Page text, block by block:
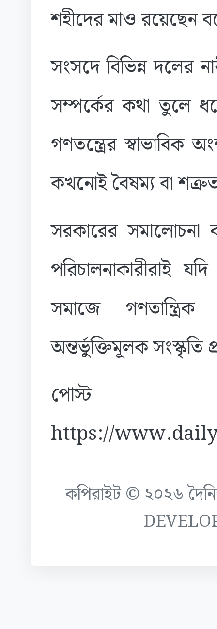
শহীদের মাও রয়েছেন
সংসদে বিভিন্ন দলের
সম্পর্কের কথা তুলে
গণতন্ত্রের স্বাভাবিক
কখনোই বৈষম্য বা
সরকারের সমালোচনা
পরিচালনাকারীরাই
সমাজে
অন্তর্ভুক্তিমূলক সংস্কৃতি
https://
কপিরাইট © ২০২৬